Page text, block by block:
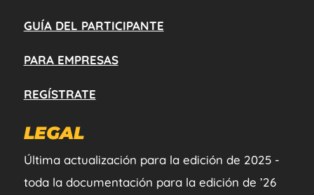
GUÍA DEL PARTICIPANTE
PARA EMPRESAS
REGÍSTRATE
LEGAL
Última actualización para la edición de 2025 -
toda la documentación para la edición de ’26